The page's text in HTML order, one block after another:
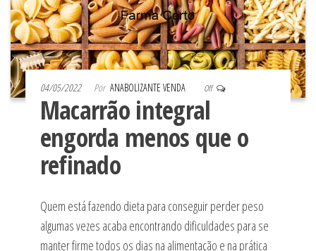
04/05/2022 Por ANABOLIZANTE VENDA Off
Macarrão integral
engorda menos que o
refinado
Quem está fazendo dieta para conseguir perder peso
algumas vezes acaba encontrando dificuldades para se
manter firme todos os dias na alimentação e na prática